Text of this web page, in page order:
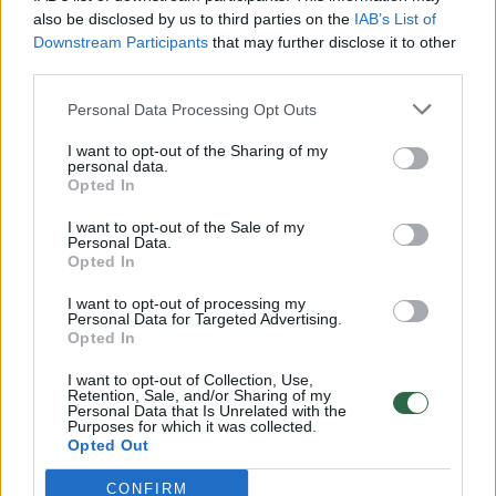
also be disclosed by us to third parties on the IAB’s List of
Downstream Participants that may further disclose it to other
Personal Data Processing Opt Outs
I want to opt-out of the Sharing of my
personal data.
Opted In
I want to opt-out of the Sale of my
Personal Data.
Opted In
I want to opt-out of processing my
Personal Data for Targeted Advertising.
Opted In
I want to opt-out of Collection, Use,
Retention, Sale, and/or Sharing of my
Personal Data that Is Unrelated with the
Purposes for which it was collected.
Opted Out
CONFIRM
Žinios | Lietuvos diena
00:00:57
Savaitės vidurys nusimato karštas: temperatūra kils iki
32 laipsnių šilumos
Žinios | Orai
00:00:59
Nufilmavo, kaip patvino Vilniaus Vakarinis aplinkkelis:
Žinios | Lietuvos diena
Avarija Vilniuje: į stotelę įsirėžęs automobilis sužalojo
dvi moteris
Žinios